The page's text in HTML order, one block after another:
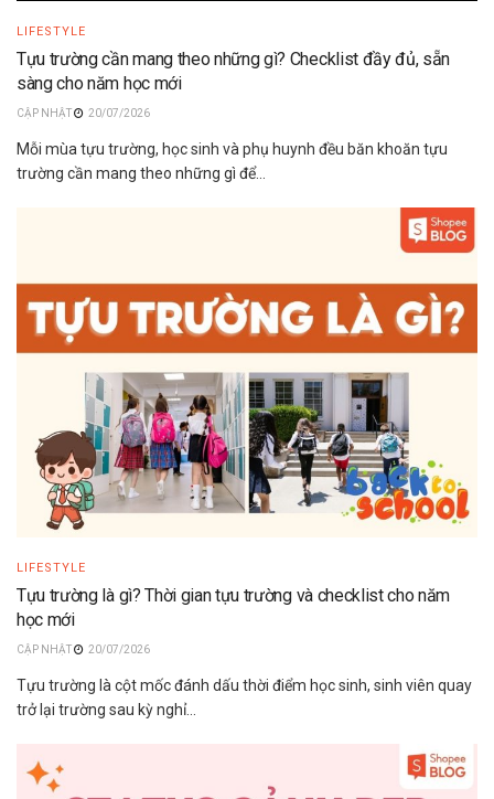
LIFESTYLE
Tựu trường cần mang theo những gì? Checklist đầy đủ, sẵn
sàng cho năm học mới
20/07/2026
Mỗi mùa tựu trường, học sinh và phụ huynh đều băn khoăn tựu
trường cần mang theo những gì để...
LIFESTYLE
Tựu trường là gì? Thời gian tựu trường và checklist cho năm
học mới
20/07/2026
Tựu trường là cột mốc đánh dấu thời điểm học sinh, sinh viên quay
trở lại trường sau kỳ nghỉ...